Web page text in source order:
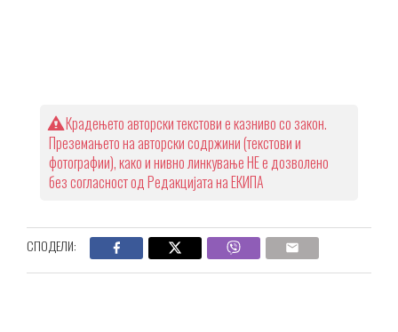
Крадењето авторски текстови е казниво со закон.
Преземањето на авторски содржини (текстови и
фотографии), како и нивно линкување НЕ е дозволено
без согласност од Редакцијата на ЕКИПА
СПОДЕЛИ: